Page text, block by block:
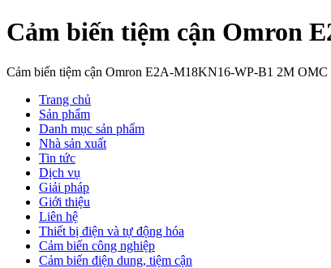
Cảm biến tiệm cận Omron
Cảm biến tiệm cận Omron E2A-M18KN16-WP-B1 2M OMC
Trang chủ
Sản phẩm
Danh mục sản phẩm
Nhà sản xuất
Tin tức
Dịch vụ
Giải pháp
Giới thiệu
Liên hệ
Thiết bị điện và tự động hóa
Cảm biến công nghiệp
Cảm biến điện dung, tiệm cận